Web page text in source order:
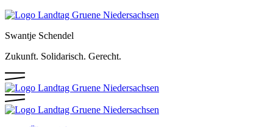
Swantje Schendel
Zukunft. Solidarisch. Gerecht.